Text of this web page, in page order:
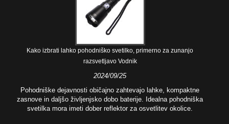
Kako izbrati lahko pohodniško svetilko, primerno za zunanjo
razsvetljavo Vodnik
2024/09/25
Pohodniške dejavnosti običajno zahtevajo lahke, kompaktne
zasnove in daljšo življenjsko dobo baterije. Idealna pohodniška
svetilka mora imeti dober reflektor za osvetlitev okolice.